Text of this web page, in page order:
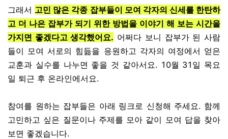
그래서 고민 많은 각종 잡부들이 모여 각자의 신세를 한탄하
고 더 나은 잡부가 되기 위한 방법을 이야기 해 보는 시간을
가지면 좋겠다고 생각했어요. 어쩌다 보니 잡부가 된 사람
들이 모여 서로의 힘듦을 응원하고 각자의 여정에서 얻은
교훈과 실수를 나누면 좋을 것 같아서요. 10월 31일 목요
일 퇴근 후 온라인에서요.
참여를 원하는 잡부들은 아래 링크로 신청해 주세요. 함께
고민하고 싶은 질문이나 주제를 모아 같이 모여 답을 찾아
보면 좋겠습니다.